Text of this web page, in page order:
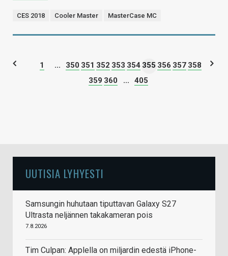
CES 2018 Cooler Master MasterCase MC
1 ... 350 351 352 353 354 355 356 357 358
359 360 ... 405
UUTISIA LYHYESTI
Samsungin huhutaan tiputtavan Galaxy S27
Ultrasta neljännen takakameran pois
7.8.2026
Tim Culpan: Applella on miljardin edestä iPhone-